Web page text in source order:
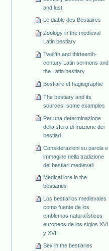
and lust
Le diable des Bestiaires
Zoology in the medieval
Latin bestiary
Twelfth and thirteenth-
century Latin sermons and
the Latin bestiary
Bestiaire et hagiographie
The bestiary and its
sources: some examples
Per una determinazione
della sfera di fruizione dei
bestiari
Considerazioni su parola e
immagine nella tradizione
dei bestiari medievali
Medical lore in the
bestiaries
Los bestiarios medievales
como fuente de los
emblemas naturalísticos
europeos de los siglos XVI
y XVII
Sex in the bestiaries